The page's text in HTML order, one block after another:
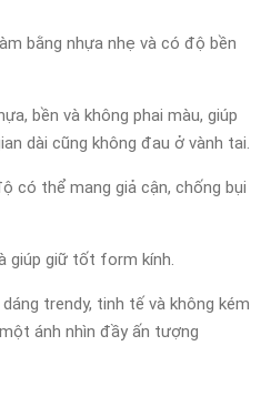
bằng nhựa nhẹ và có độ bền
bền và không phai màu, giúp
dài cũng không đau ở vành tai.
có thể mang giả cận, chống bụi
giúp giữ tốt form kính.
trendy, tinh tế và không kém
ánh nhìn đầy ấn tượng